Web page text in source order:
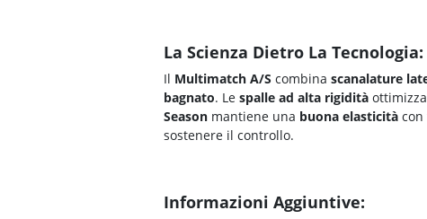
La Scienza Dietro La Tecnologia:
Il Multimatch A/S combina scanalature
bagnato. Le spalle ad alta rigidità
Season mantiene una buona elasticità
sostenere il controllo.
Informazioni Aggiuntive: